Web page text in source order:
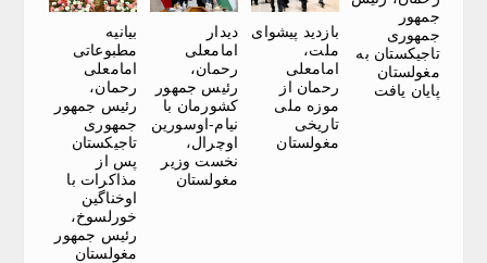
جمهور
جمهوری
تاجیکستان به
مغولستان
پایان یافت
بازدید پیشوای
ملت،
امامعلی
رحمان از
موزه ملی
تاریخی
مغولستان
دیدار
امامعلی
رحمان،
رئیس جمهور
کشورمان با
نیام-اوسورین
اوچرال،
نخست وزیر
مغولستان
بیانیه
مطبوعاتی
امامعلی
رحمان،
رئیس جمهور
جمهوری
تاجیکستان
پس از
مذاکرات با
اوخناگین
خورلسوخ،
رئیس جمهور
مغولستان